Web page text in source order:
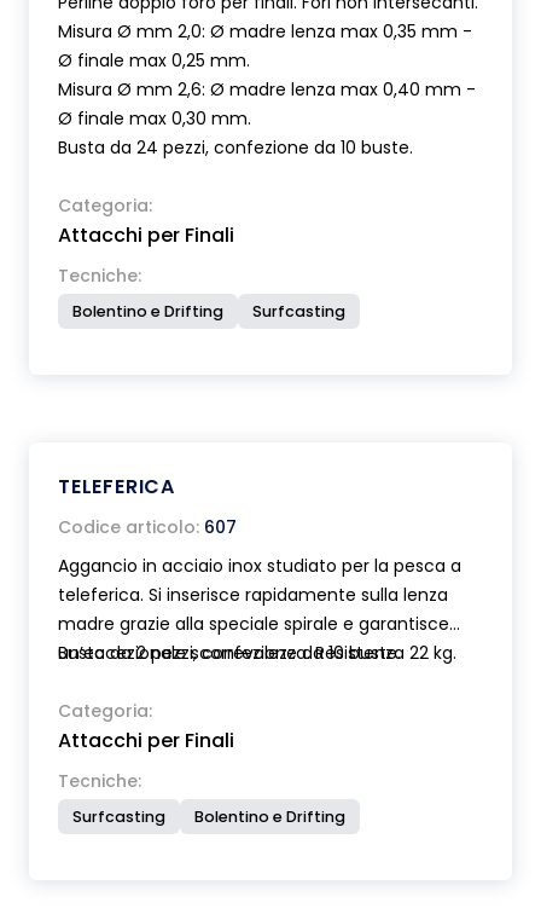
Misura Ø mm 2,0: Ø madre lenza max 0,35 mm -
Ø finale max 0,25 mm.
Misura Ø mm 2,6: Ø madre lenza max 0,40 mm -
Ø finale max 0,30 mm.
Busta da 24 pezzi, confezione da 10 buste.
Categoria:
Attacchi per Finali
Tecniche:
Bolentino e Drifting Surfcasting
TELEFERICA
Codice articolo: 607
Aggancio in acciaio inox studiato per la pesca a
teleferica. Si inserisce rapidamente sulla lenza
madre grazie alla speciale spirale e garantisce
un’eccezionale scorrevolezza. Resistenza 22 kg.
Busta da 2 pezzi, confezione da 10 buste.
Categoria:
Attacchi per Finali
Tecniche:
Surfcasting Bolentino e Drifting